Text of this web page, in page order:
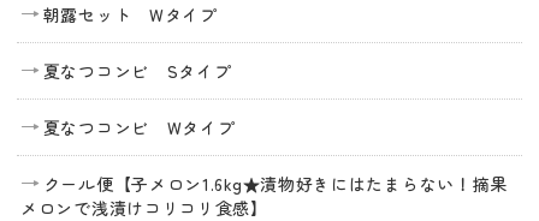
朝露セット Wタイプ
夏なつコンビ Sタイプ
夏なつコンビ Wタイプ
クール便【子メロン1.6kg★漬物好きにはたまらない！摘果
メロンで浅漬けコリコリ食感】